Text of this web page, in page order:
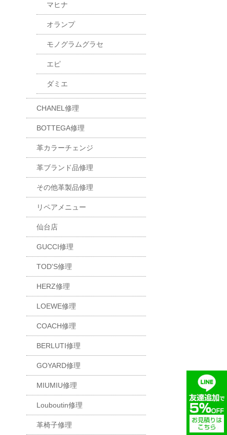
マヒナ
オランプ
モノグラムグラセ
エピ
ダミエ
CHANEL修理
BOTTEGA修理
革カラーチェンジ
革ブランド品修理
その他革製品修理
リペアメニュー
仙台店
GUCCI修理
TOD'S修理
HERZ修理
LOEWE修理
COACH修理
BERLUTI修理
GOYARD修理
MIUMIU修理
Louboutin修理
革椅子修理